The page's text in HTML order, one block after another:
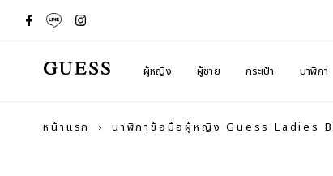
ผู้หญิง ผู้ชาย กระเป๋า นาฬิกา
หน้าแรก › นาฬิกาข้อมือผู้หญิง Guess Ladies